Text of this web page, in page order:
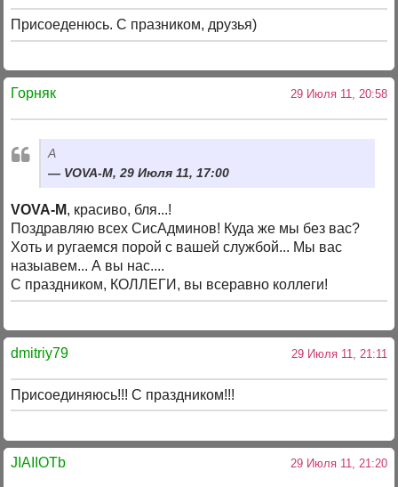
Присоеденюсь. С празником, друзья)
Горняк 29 Июля 11, 20:58
А
VOVA-M, 29 Июля 11, 17:00
VOVA-M, красиво, бля...!
Поздравляю всех СисАдминов! Куда же мы без вас?
Хоть и ругаемся порой с вашей службой... Мы вас
назыавем... А вы нас....
С праздником, КОЛЛЕГИ, вы всеравно коллеги!
dmitriy79 29 Июля 11, 21:11
Присоединяюсь!!! С праздником!!!
JIAIIOTb 29 Июля 11, 21:20